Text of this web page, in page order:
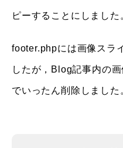
ピーすることにしました
footer.phpには画像スラ
したが，Blog記事内の
でいったん削除しました